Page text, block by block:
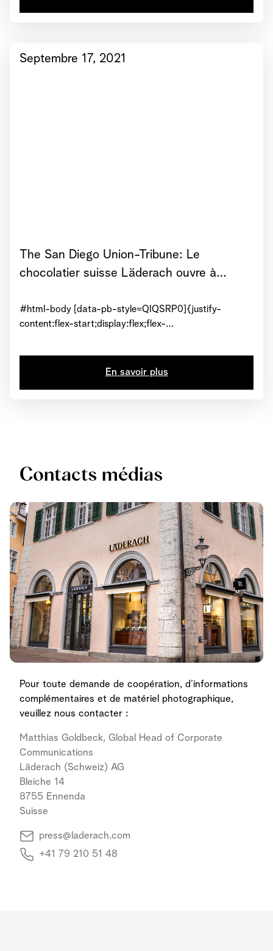
Septembre 17, 2021
The San Diego Union-Tribune: Le
chocolatier suisse Läderach ouvre à
#html-body [data-pb-style=QIQSRP0]{justify-
content:flex-start;display:flex;flex-
repeat;background-attachment:scroll}#html-body
En savoir plus
Contacts médias
Pour toute demande de coopération, d’informations
complémentaires et de matériel photographique,
veuillez nous contacter :
Matthias Goldbeck, Global Head of Corporate
Communications
Läderach (Schweiz) AG
Bleiche 14
8755 Ennenda
Suisse
press@laderach.com
+41 79 210 51 48